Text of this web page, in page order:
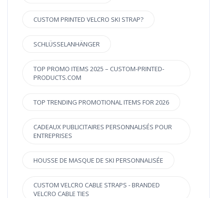
CUSTOM PRINTED VELCRO SKI STRAP?
SCHLÜSSELANHÄNGER
TOP PROMO ITEMS 2025 – CUSTOM-PRINTED-
PRODUCTS.COM
TOP TRENDING PROMOTIONAL ITEMS FOR 2026
CADEAUX PUBLICITAIRES PERSONNALISÉS POUR
ENTREPRISES
HOUSSE DE MASQUE DE SKI PERSONNALISÉE
CUSTOM VELCRO CABLE STRAPS - BRANDED
VELCRO CABLE TIES